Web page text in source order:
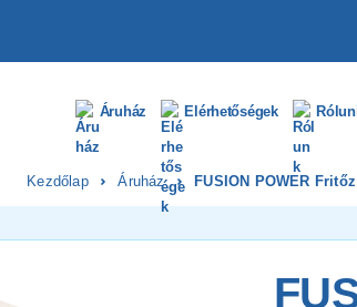
Áruház Elérhetőségek
Kezdőlap Áruház FUSION POWER